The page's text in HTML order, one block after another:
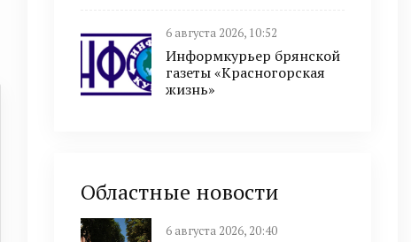
6 августа 2026, 10:52
Информкурьер брянской
газеты «Красногорская
жизнь»
Областные новости
6 августа 2026, 20:40